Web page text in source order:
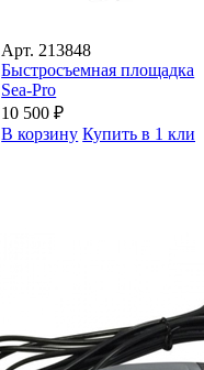
Арт. 213848
Быстросъемная площадка
Sea-Pro
10 500₽
В корзину Купить в 1 клик